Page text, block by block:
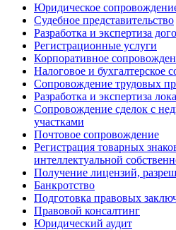
Юридическое
Судебное представительство
Разработка и экспертиза
Регистрационные услуги
Корпоративное
Налоговое и бухгалтерское
Сопровождение трудовых
Разработка и экспертиза
Сопровождение сделок с
участками
Почтовое сопровождение
Регистрация товарных
интеллектуальной
Получение лицензий,
Банкротство
Подготовка правовых
Правовой консалтинг
Юридический аудит